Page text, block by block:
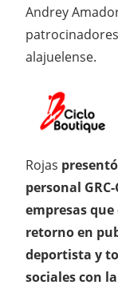
Andrey
alajuelense.
Rojas
personal
empresas
retorno en
deportista y
sociales con